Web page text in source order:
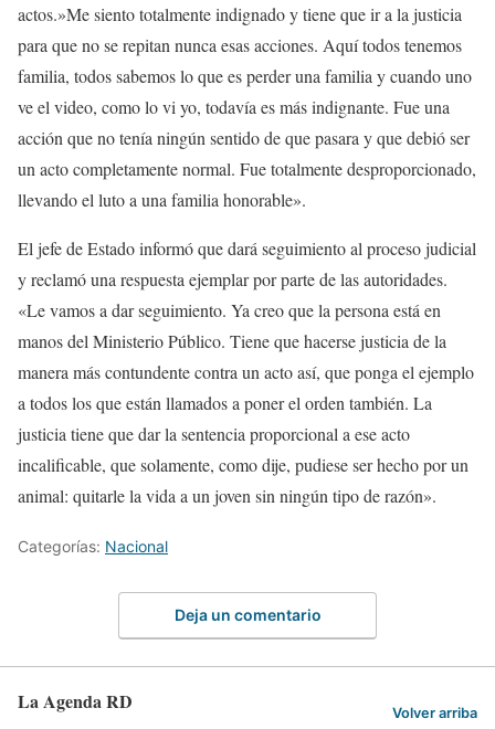
actos.»Me siento totalmente indignado y tiene que ir a la justicia
para que no se repitan nunca esas acciones. Aquí todos tenemos
familia, todos sabemos lo que es perder una familia y cuando uno
ve el video, como lo vi yo, todavía es más indignante. Fue una
acción que no tenía ningún sentido de que pasara y que debió ser
un acto completamente normal. Fue totalmente desproporcionado,
llevando el luto a una familia honorable».
El jefe de Estado informó que dará seguimiento al proceso judicial
y reclamó una respuesta ejemplar por parte de las autoridades.
«Le vamos a dar seguimiento. Ya creo que la persona está en
manos del Ministerio Público. Tiene que hacerse justicia de la
manera más contundente contra un acto así, que ponga el ejemplo
a todos los que están llamados a poner el orden también. La
justicia tiene que dar la sentencia proporcional a ese acto
incalificable, que solamente, como dije, pudiese ser hecho por un
animal: quitarle la vida a un joven sin ningún tipo de razón».
Categorías: Nacional
Deja un comentario
La Agenda RD Volver arriba